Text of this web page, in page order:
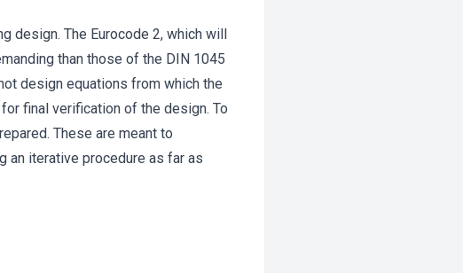
design. The Eurocode 2, which will
than those of the DIN 1045
design equations from which the
final verification of the design. To
These are meant to
an iterative procedure as far as